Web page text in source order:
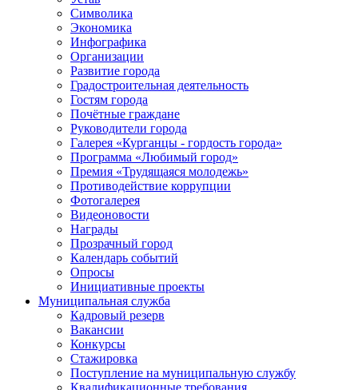
Символика
Экономика
Инфографика
Организации
Развитие города
Градостроительная деятельность
Гостям города
Почётные граждане
Руководители города
Галерея «Курганцы - гордость города»
Программа «Любимый город»
Премия «Трудящаяся молодежь»
Противодействие коррупции
Фотогалерея
Видеоновости
Награды
Прозрачный город
Календарь событий
Опросы
Инициативные проекты
Муниципальная служба
Кадровый резерв
Вакансии
Конкурсы
Стажировка
Поступление на муниципальную службу
Квалификационные требования